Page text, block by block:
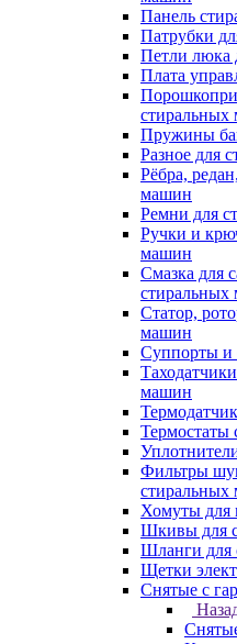
Панель
Патрубки
Петли люка
Плата
Пружины
Разное для
Рёбра,
машин
Ремни для
Ручки и
машин
Смазка для
Статор,
машин
Суппорты и
машин
Термостаты
Фильтры
Хомуты для
Шкивы для
Шланги для
Щетки
Снятые с